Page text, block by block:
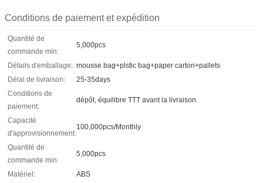
Conditions de paiement et expédition
Quantité de
commande min:
5,000pcs
Détails d'emballage: mousse bag+plstic bag+paper carton+pallets
Délai de livraison:
25-35days
Conditions de
paiement:
dépôt, équilibre TTT avant la livraison.
Capacité
d'approvisionnement:
100,000pcs/Monthly
Quantité de
commande min:
5,000pcs
Matériel:
ABS